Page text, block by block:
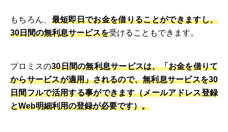
もちろん、 最短即日でお金を借りることができますし、
30日間の無利息サービスを受けることもできます。
プロミスの30日間の無利息サービスは、「お金を借りて
からサービスが適用」されるので、無利息サービスを30
日間フルで活用する事ができます（メールアドレス登録
とWeb明細利用の登録が必要です）。